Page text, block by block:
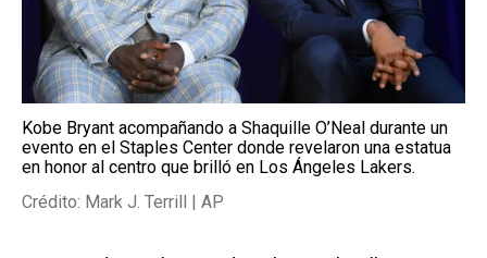
Kobe Bryant acompañando a Shaquille O’Neal durante un
evento en el Staples Center donde revelaron una estatua
en honor al centro que brilló en Los Ángeles Lakers.
Crédito: Mark J. Terrill | AP